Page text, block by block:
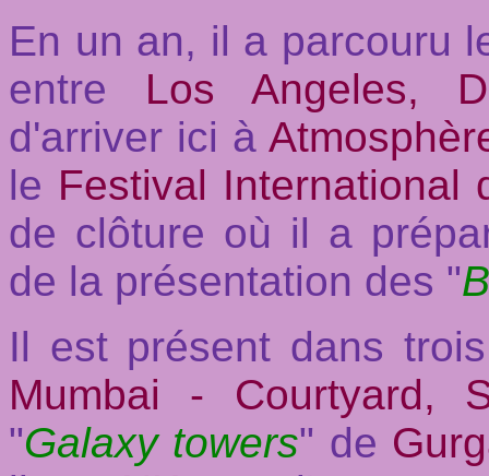
En un an, il a parcouru
entre Los Angeles,
d'arriver ici à
le Festival
de clôture où il a
de la présentation des "
Il est présent dans
Mumbai - Courtyard,
"Galaxy towers" de